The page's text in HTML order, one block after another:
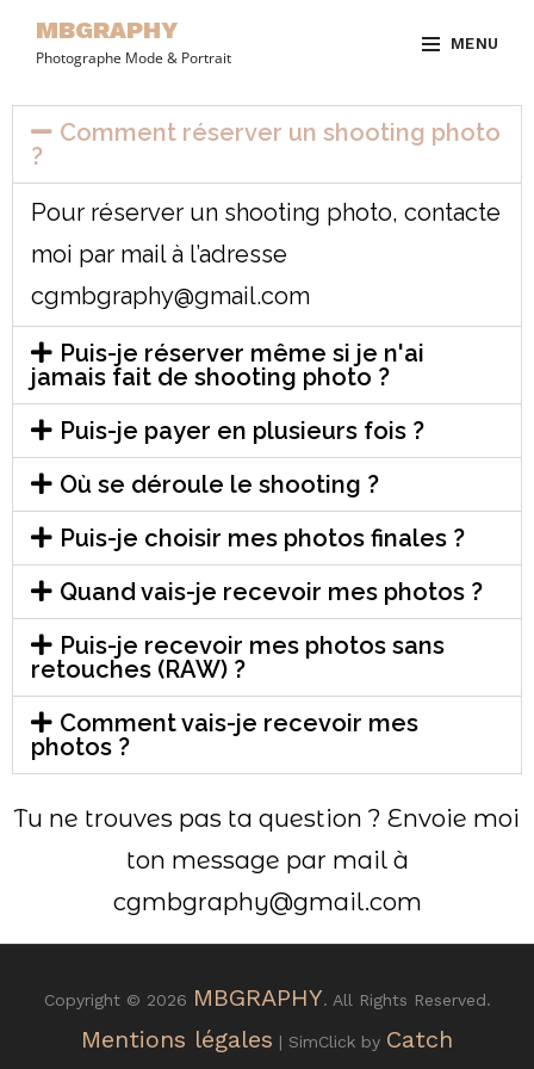
MBGRAPHY
Photographe Mode & Portrait
MENU
Comment réserver un shooting photo
?
Pour réserver un shooting photo, contacte
moi par mail à l’adresse
cgmbgraphy@gmail.com
Puis-je réserver même si je n'ai
jamais fait de shooting photo ?
Puis-je payer en plusieurs fois ?
Où se déroule le shooting ?
Puis-je choisir mes photos finales ?
Quand vais-je recevoir mes photos ?
Puis-je recevoir mes photos sans
retouches (RAW) ?
Comment vais-je recevoir mes
photos ?
Tu ne trouves pas ta question ? Envoie moi
ton message par mail à
cgmbgraphy@gmail.com
Copyright © 2026 MBGRAPHY. All Rights Reserved.
Mentions légales | SimClick by Catch